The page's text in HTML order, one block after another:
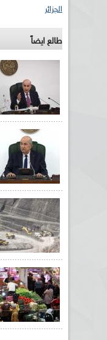
الجزائر
طالع ايضاً